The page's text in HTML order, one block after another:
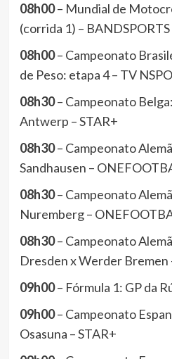
08h00– Mundial de
(corrida 1) – BANDSPORTS
08h00– Campeonato
de Peso: etapa 4 – TV
08h30– Campeonato
Antwerp – STAR+
08h30– Campeonato
Sandhausen –
08h30– Campeonato
Nuremberg –
08h30– Campeonato
Dresden x Werder
09h00– Fórmula 1: GP da
09h00– Campeonato
Osasuna – STAR+